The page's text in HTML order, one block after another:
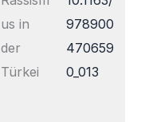
us in
der
Türkei
978900
470659
0_013